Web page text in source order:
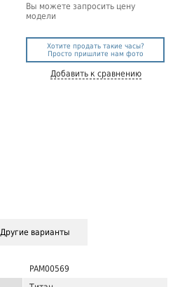
Вы можете запросить цену
модели
Хотите продать такие часы?
Просто пришлите нам фото
Добавить к сравнению
Другие варианты
PAM00569